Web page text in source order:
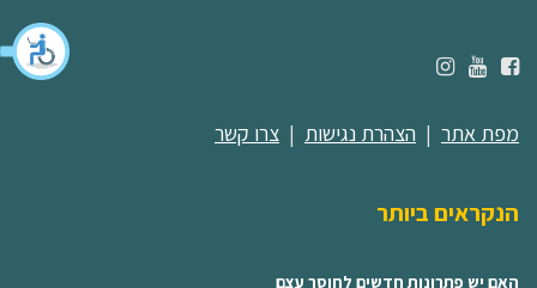
מפת אתר | הצהרת נגישות | צרו קשר
הנקראים ביותר
האם יש פתרונות חדשים לחוסר עצם